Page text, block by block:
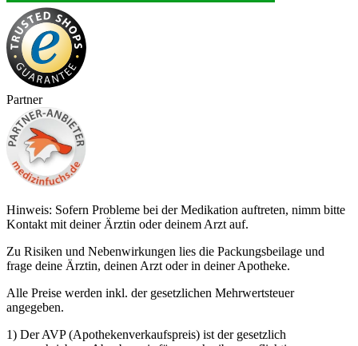
Partner
Hinweis: Sofern Probleme bei der Medikation auftreten, nimm bitte
Kontakt mit deiner Ärztin oder deinem Arzt auf.
Zu Risiken und Nebenwirkungen lies die Packungsbeilage und
frage deine Ärztin, deinen Arzt oder in deiner Apotheke.
Alle Preise werden inkl. der gesetzlichen Mehrwertsteuer
angegeben.
1) Der AVP (Apothekenverkaufspreis) ist der gesetzlich